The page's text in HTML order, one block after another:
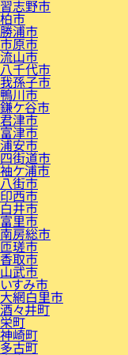
習志野市
柏市
勝浦市
市原市
流山市
八千代市
我孫子市
鴨川市
鎌ケ谷市
君津市
富津市
浦安市
四街道市
袖ケ浦市
八街市
印西市
白井市
富里市
南房総市
匝瑳市
香取市
山武市
いすみ市
大網白里市
酒々井町
栄町
神崎町
多古町